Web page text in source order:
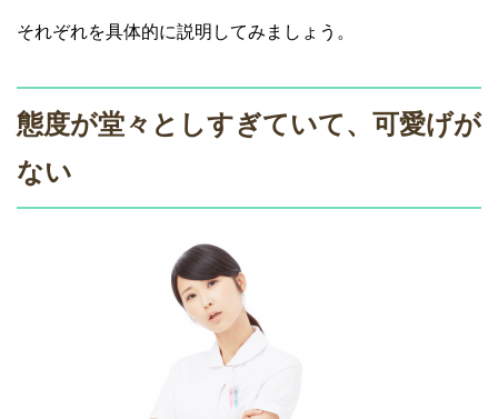
それぞれを具体的に説明してみましょう。
態度が堂々としすぎていて、可愛げが
ない